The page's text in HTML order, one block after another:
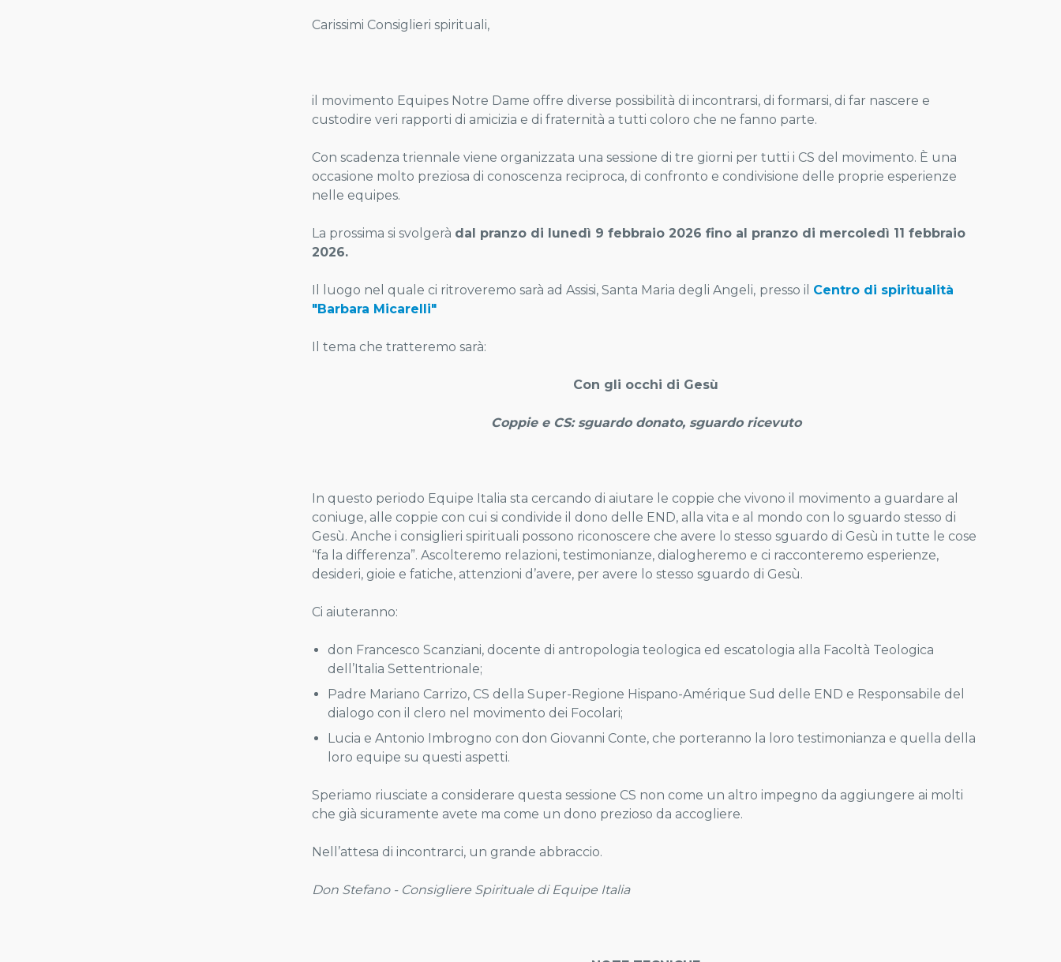
Carissimi Consiglieri spirituali,
il movimento Equipes Notre Dame offre diverse possibilità di incontrarsi, di formarsi, di far nascere e
custodire veri rapporti di amicizia e di fraternità a tutti coloro che ne fanno parte.
Con scadenza triennale viene organizzata una sessione di tre giorni per tutti i CS del movimento. È una
occasione molto preziosa di conoscenza reciproca, di confronto e condivisione delle proprie esperienze
nelle equipes.
La prossima si svolgerà dal pranzo di lunedì 9 febbraio 2026 fino al pranzo di mercoledì 11 febbraio
2026.
Il luogo nel quale ci ritroveremo sarà ad Assisi, Santa Maria degli Angeli, presso il Centro di spiritualità
"Barbara Micarelli"
Il tema che tratteremo sarà:
Con gli occhi di Gesù
Coppie e CS: sguardo donato, sguardo ricevuto
In questo periodo Equipe Italia sta cercando di aiutare le coppie che vivono il movimento a guardare al
coniuge, alle coppie con cui si condivide il dono delle END, alla vita e al mondo con lo sguardo stesso di
Gesù. Anche i consiglieri spirituali possono riconoscere che avere lo stesso sguardo di Gesù in tutte le cose
“fa la differenza”. Ascolteremo relazioni, testimonianze, dialogheremo e ci racconteremo esperienze,
desideri, gioie e fatiche, attenzioni d’avere, per avere lo stesso sguardo di Gesù.
Ci aiuteranno:
don Francesco Scanziani, docente di antropologia teologica ed escatologia alla Facoltà Teologica
dell’Italia Settentrionale;
Padre Mariano Carrizo, CS della Super-Regione Hispano-Amérique Sud delle END e Responsabile del
dialogo con il clero nel movimento dei Focolari;
Lucia e Antonio Imbrogno con don Giovanni Conte, che porteranno la loro testimonianza e quella della
loro equipe su questi aspetti.
Speriamo riusciate a considerare questa sessione CS non come un altro impegno da aggiungere ai molti
che già sicuramente avete ma come un dono prezioso da accogliere.
Nell’attesa di incontrarci, un grande abbraccio.
Don Stefano - Consigliere Spirituale di Equipe Italia